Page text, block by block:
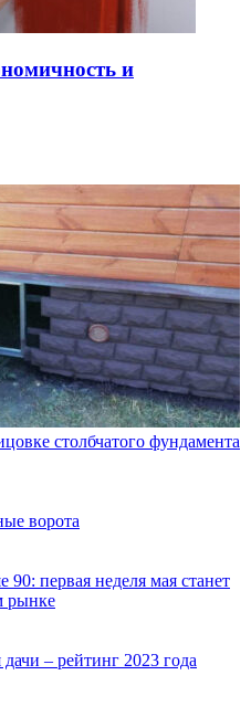
и
столбчатого фундамента
ворота
первая неделя мая станет
рынке
– рейтинг 2023 года